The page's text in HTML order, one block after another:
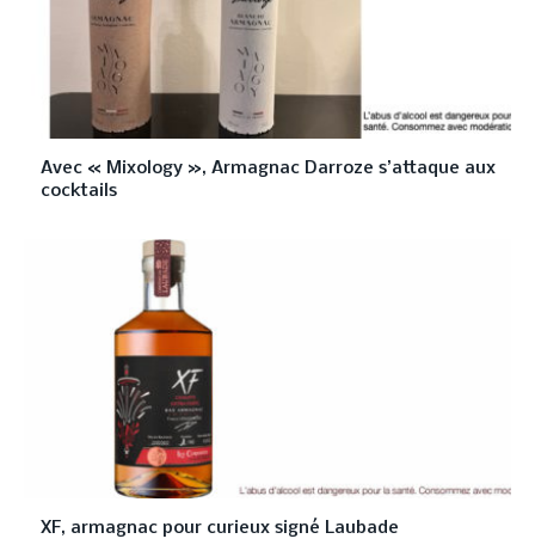
Avec « Mixology », Armagnac Darroze s’attaque aux
cocktails
XF, armagnac pour curieux signé Laubade